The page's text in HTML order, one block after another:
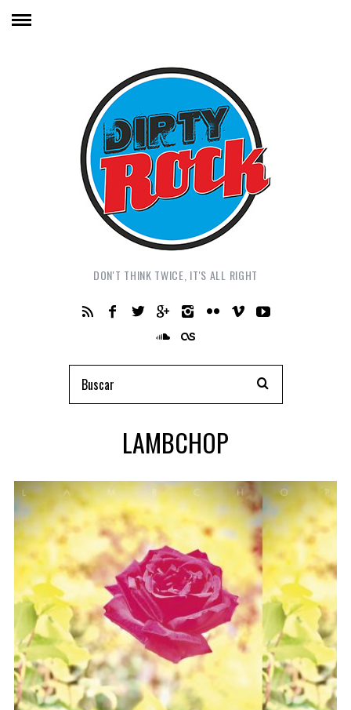
DON'T THINK TWICE, IT'S ALL RIGHT
LAMBCHOP